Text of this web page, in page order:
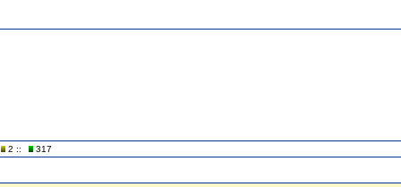
2 :: 317